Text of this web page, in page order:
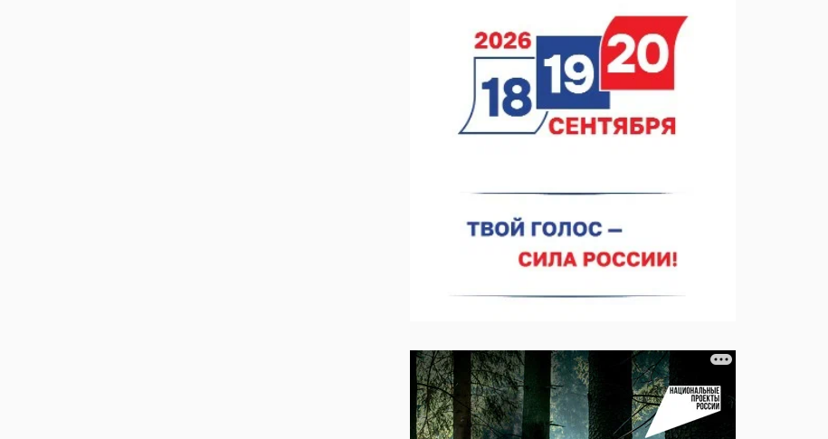
06.08.2026 15:05
Нижегородские хирурги выполнили трансоральную
операцию на щитовидной железе
06.08.2026 15:03